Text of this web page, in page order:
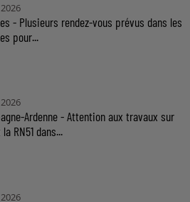
- Plusieurs rendez-vous prévus dans les
pour...
Ardenne - Attention aux travaux sur
RN51 dans...